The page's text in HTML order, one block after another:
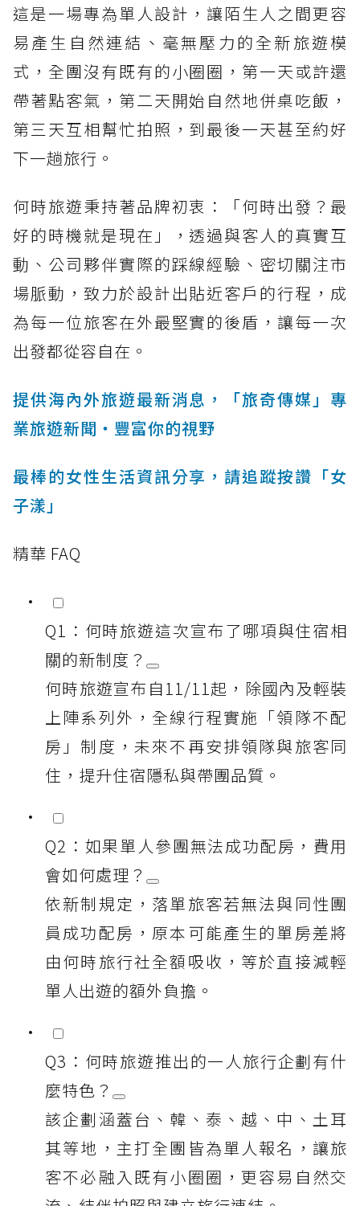
這是一場專為單人設計，讓陌生人之間更容
易產生自然連結、毫無壓力的全新旅遊模
式，全團沒有既有的小圈圈，第一天或許還
帶著點客氣，第二天開始自然地併桌吃飯，
第三天互相幫忙拍照，到最後一天甚至約好
下一趟旅行。
何時旅遊秉持著品牌初衷：「何時出發？最
好的時機就是現在」，透過與客人的真實互
動、公司夥伴實際的踩線經驗、密切關注市
場脈動，致力於設計出貼近客戶的行程，成
為每一位旅客在外最堅實的後盾，讓每一次
出發都從容自在。
提供海內外旅遊最新消息，「旅奇傳媒」專
業旅遊新聞‧豐富你的視野
最棒的女性生活資訊分享，請追蹤按讚「女
子漾」
精華 FAQ
Q1：何時旅遊這次宣布了哪項與住宿相
關的新制度？
何時旅遊宣布自11/11起，除國內及輕裝
上陣系列外，全線行程實施「領隊不配
房」制度，未來不再安排領隊與旅客同
住，提升住宿隱私與帶團品質。
Q2：如果單人參團無法成功配房，費用
會如何處理？
依新制規定，落單旅客若無法與同性團
員成功配房，原本可能產生的單房差將
由何時旅行社全額吸收，等於直接減輕
單人出遊的額外負擔。
Q3：何時旅遊推出的一人旅行企劃有什
麼特色？
該企劃涵蓋台、韓、泰、越、中、土耳
其等地，主打全團皆為單人報名，讓旅
客不必融入既有小圈圈，更容易自然交